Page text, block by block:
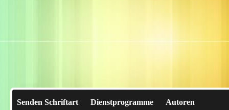
Senden Schriftart Dienstprogramme Autoren